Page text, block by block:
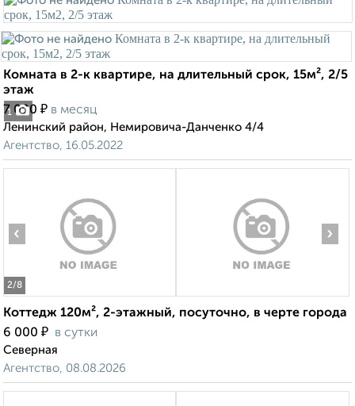
1
Комната в 2-к квартире, на длительный срок, 15м², 2/5
этаж
7 000 ₽ в месяц
Ленинский район, Немировича-Данченко 4/4
Агентство, 16.05.2022
2/8
‹ ›
Коттедж 120м², 2-этажный, посуточно, в черте города
6 000 ₽ в сутки
Северная
Агентство, 08.08.2026